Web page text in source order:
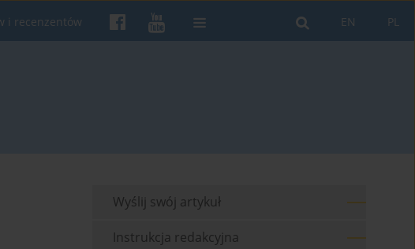
PL
EN
i recenzentów
Wyślij swój artykuł
Instrukcja redakcyjna